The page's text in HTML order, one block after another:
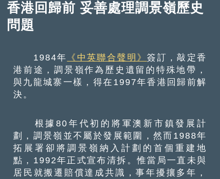
香港回歸前 妥善處理調景嶺歷史
問題
1984年 《中英聯合聲明》簽訂，敲定香
港前途，調景嶺作為歷史遺留的特殊地帶，
與九龍城寨一樣，得在1997年香港回歸前解
決。
根據80年代初的將軍澳新市鎮發展計
劃，調景嶺並不屬於發展範圍，然而1988年
拓展署卻將調景嶺納入計劃的首個重建地
點，1992年正式宣布清拆。惟當局一直未與
居民就搬遷賠償達成共識，事年擾攘多年，